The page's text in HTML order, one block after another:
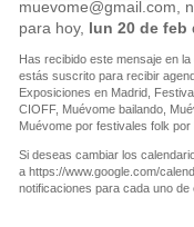
muevome@gmail.com ,
para hoy, lun 20 de feb
Has recibido este mensaje en
estás suscrito para recibir
Exposiciones en Madrid,
CIOFF, Muévome bailando,
Muévome por festivales folk por
Si deseas cambiar los
a https://www.google.com/
notificaciones para cada uno de